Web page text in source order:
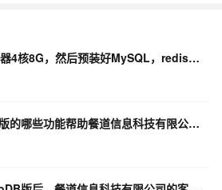
我想在阿里云买一台服务器4核8G，然后预装好MySQL，redis，mongodb，jdk1.8软件
阿里云数据库MongoDB版的哪些功能帮助餐道信息科技有限公司降低了运维成本？